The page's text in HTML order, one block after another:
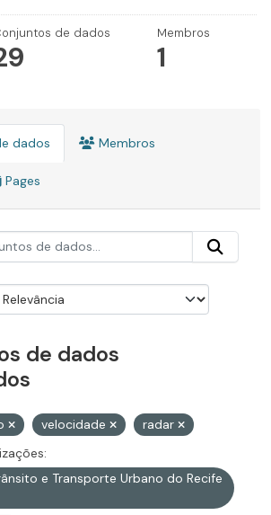
de dados Membros
1
dados Membros
Pages
de dados
velocidade
radar
e Transporte Urbano do Recife